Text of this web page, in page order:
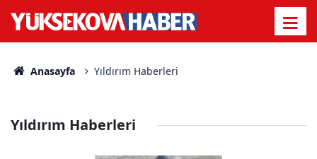
Anasayfa Yıldırım Haberleri
Yıldırım Haberleri